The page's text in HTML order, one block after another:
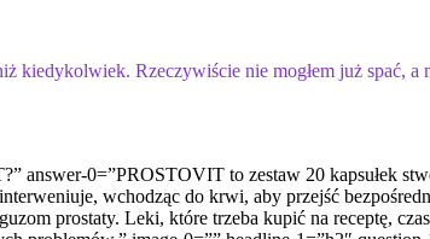
kiedykolwiek. Rzeczywiście nie mogłem już spać,
answer-0=”PROSTOVIT to zestaw 20 kapsułek
wchodząc do krwi, aby przejść
prostaty. Leki, które trzeba kupić na receptę,